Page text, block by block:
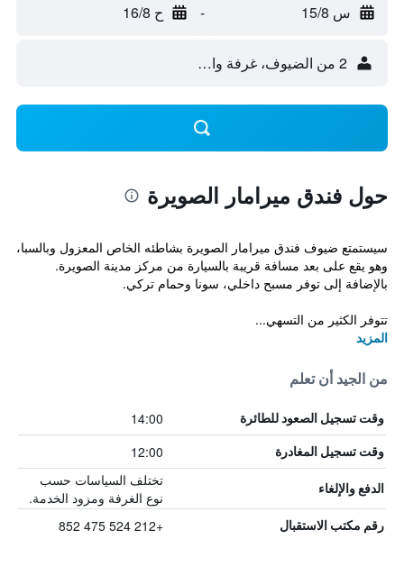
س 15/8 - ح 16/8
2 من الضيوف، غرفة واحدة
حول فندق ميرامار الصويرة
سيستمتع ضيوف فندق ميرامار الصويرة بشاطئه الخاص المعزول وبالسبا،
وهو يقع على بعد مسافة قريبة بالسيارة من مركز مدينة الصويرة.
بالإضافة إلى توفر مسبح داخلي، سونا وحمام تركي.
تتوفر الكثير من التسهي...
المزيد
من الجيد أن تعلم
وقت تسجيل الصعود للطائرة 14:00
وقت تسجيل المغادرة 12:00
الدفع والإلغاء
تختلف السياسات حسب
نوع الغرفة ومزود الخدمة.
رقم مكتب الاستقبال +212 524 475 852